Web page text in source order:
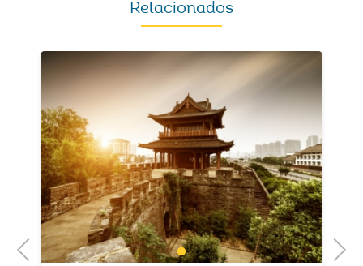
Relacionados
Previous 1 Next